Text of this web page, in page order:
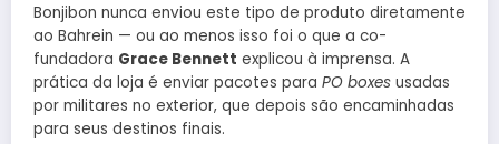
Bonjibon nunca enviou este tipo de produto diretamente
ao Bahrein — ou ao menos isso foi o que a co-
fundadora Grace Bennett explicou à imprensa. A
prática da loja é enviar pacotes para PO boxes usadas
por militares no exterior, que depois são encaminhadas
para seus destinos finais.